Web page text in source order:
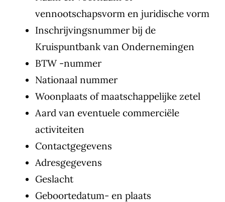
vennootschapsvorm en juridische vorm
Inschrijvingsnummer bij de
Kruispuntbank van Ondernemingen
BTW -nummer
Nationaal nummer
Woonplaats of maatschappelijke zetel
Aard van eventuele commerciële
activiteiten
Contactgegevens
Adresgegevens
Geslacht
Geboortedatum- en plaats